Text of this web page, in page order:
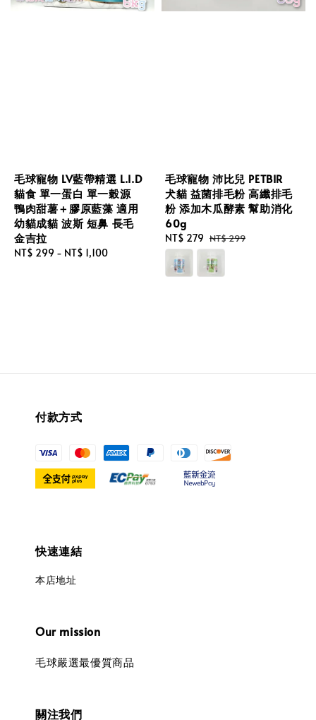
毛球寵物 LV藍帶精選 L.I.D
貓食 單一蛋白 單一穀源
鴨肉甜薯＋膠原藍藻 適用
幼貓成貓 波斯 短鼻 長毛
金吉拉
Regular
NT$ 299 - NT$ 1,100
毛球寵物 沛比兒 PETBIR
犬貓 益菌排毛粉 高纖排毛
粉 添加木瓜酵素 幫助消化
60g
Sale
price
NT$ 279 Regular
price
NT$ 299
付款方式
快速連結
本店地址
Our mission
毛球嚴選最優質商品
關注我們